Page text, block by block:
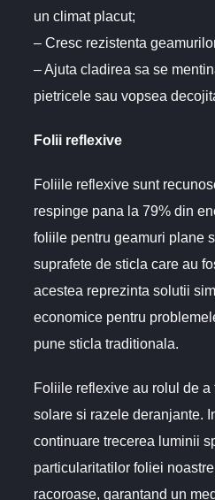
un climat placut;
– Cresc rezistenta
– Ajuta cladirea sa se
pietricele sau vopsea
Folii reflexive
Foliile reflexive sunt
respinge pana la 79% din
foliile pentru geamuri plane
suprafete de sticla care au
acestea reprezinta solutii
economice pentru
pune sticla traditionala.
Foliile reflexive au rolul de
solare si razele deranjante.
continuare trecerea luminii
particularitatilor foliei
racoroase, garantand un